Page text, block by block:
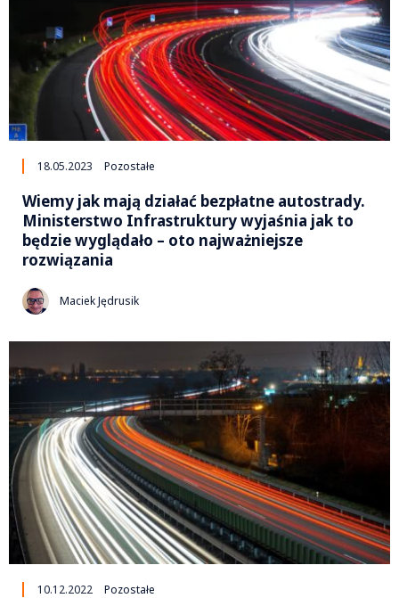
18.05.2023 Pozostałe
Wiemy jak mają działać bezpłatne autostrady.
Ministerstwo Infrastruktury wyjaśnia jak to
będzie wyglądało – oto najważniejsze
rozwiązania
Maciek Jędrusik
10.12.2022 Pozostałe